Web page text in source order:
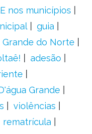
nos municípios
guia
Grande do Norte
adesão
Grande
violências
rematrícula